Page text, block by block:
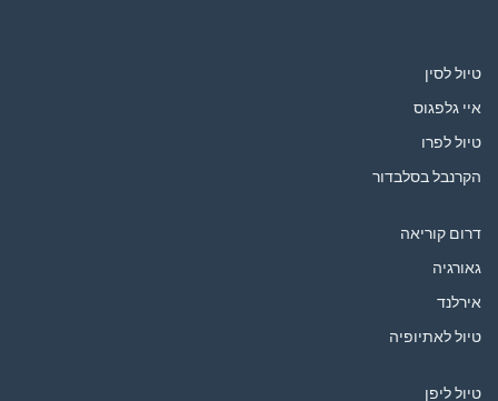
טיול לסין
איי גלפגוס
טיול לפרו
הקרנבל בסלבדור
דרום קוריאה
גאורגיה
אירלנד
טיול לאתיופיה
טיול ליפן